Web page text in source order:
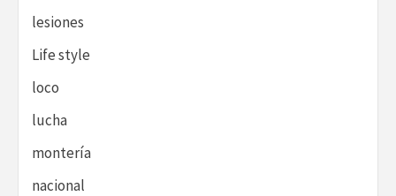
lesiones
Life style
loco
lucha
montería
nacional